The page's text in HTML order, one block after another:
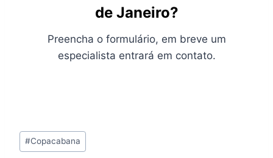
de Janeiro?
Preencha o formulário, em breve um
especialista entrará em contato.
Tags
do
#Copacabana